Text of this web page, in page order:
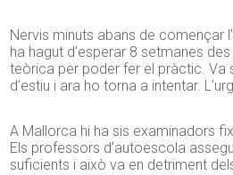
Nervis minuts abans de començar
ha hagut d’esperar 8 setmanes
teòrica per poder fer el pràctic. Va
d’estiu i ara ho torna a intentar.
A Mallorca hi ha sis examinadors
Els professors d’autoescola
suficients i això va en detriment